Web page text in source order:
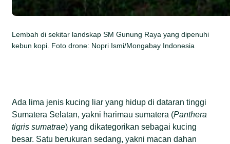
Lembah di sekitar landskap SM Gunung Raya yang dipenuhi
kebun kopi. Foto drone: Nopri Ismi/Mongabay Indonesia
Ada lima jenis kucing liar yang hidup di dataran tinggi
Sumatera Selatan, yakni harimau sumatera (Panthera
tigris sumatrae) yang dikategorikan sebagai kucing
besar. Satu berukuran sedang, yakni macan dahan